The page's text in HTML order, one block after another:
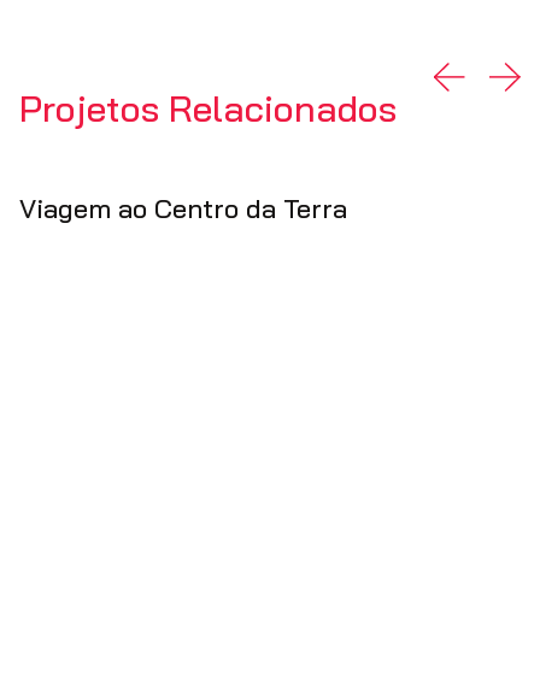
Projetos Relacionados
Viagem ao Centro da Terra